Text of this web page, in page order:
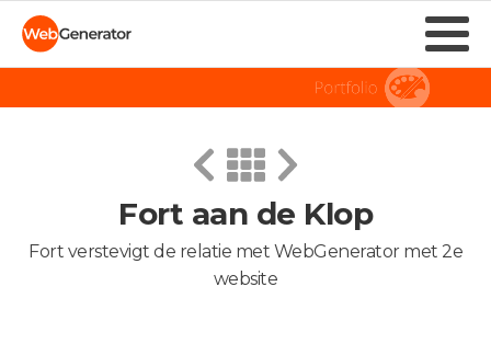
Fort aan de Klop
Fort verstevigt de relatie met WebGenerator met 2e
website